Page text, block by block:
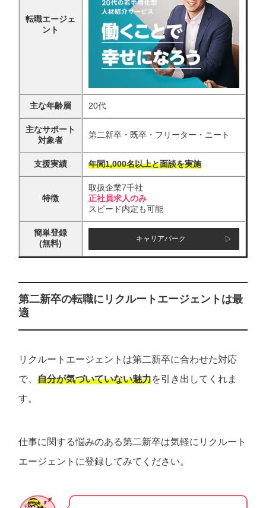
転職エージェ
ント
主な年齢層 20代
主なサポート
対象者
第二新卒・既卒・フリーター・ニート
支援実績 年間1,000名以上と面談を実施
特徴
取扱企業7千社
正社員求人のみ
スピード内定も可能
簡単登録
(無料)
キャリアパーク
第二新卒の転職にリクルートエージェントは最
適
リクルートエージェントは第二新卒に合わせた対応
で、 自分が気づいていない魅力を引き出してくれま
す。
仕事に関する悩みのある第二新卒は気軽にリクルート
エージェントに登録してみてください。